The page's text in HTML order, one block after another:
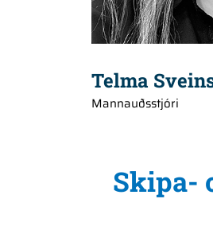
Telma
Mannauðsstjóri
Skipa-